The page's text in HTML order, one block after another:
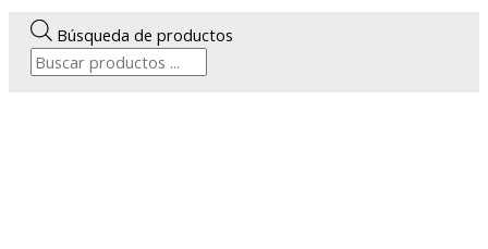
Búsqueda de productos